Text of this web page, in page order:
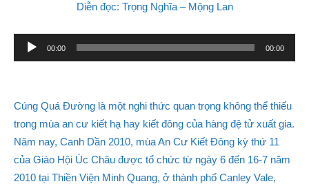
Diễn đọc: Trọng Nghĩa – Mộng Lan
Audio
Player
00:00 00:00
Cúng Quá Đường là một nghi thức quan trọng không thể thiếu
trong mùa an cư kiết hạ hay kiết đông của hàng đệ tử xuất gia.
Năm nay, Canh Dần 2010, mùa An Cư Kiết Đông kỳ thứ 11
của Giáo Hội Úc Châu được tổ chức từ ngày 6 đến 16-7 năm
2010 tại Thiền Viện Minh Quang, ở thành phố Canley Vale,